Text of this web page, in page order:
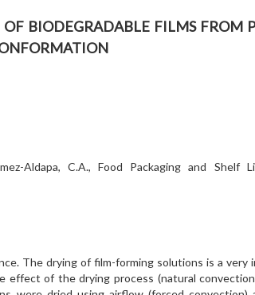
biodegradable films from
Aldapa, C.A., Food Packaging and Shelf
The drying of film-forming solutions is a very
of the drying process (natural